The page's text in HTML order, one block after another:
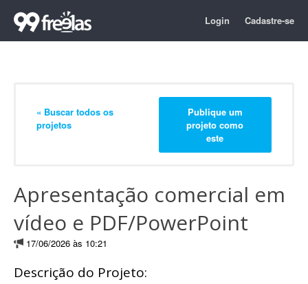
Login Cadastre-se
« Buscar todos os
projetos
Publique um
projeto como
este
Apresentação comercial em
vídeo e PDF/PowerPoint
17/06/2026 às 10:21
Descrição do Projeto: